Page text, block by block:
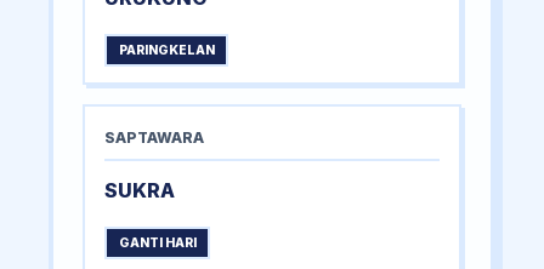
PARINGKELAN
SAPTAWARA
SUKRA
GANTI HARI